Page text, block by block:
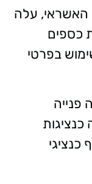
האשראי, עלה
כספים
בפרטי
פנייה
כנציגי